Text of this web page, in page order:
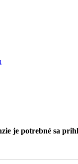
je potrebné sa